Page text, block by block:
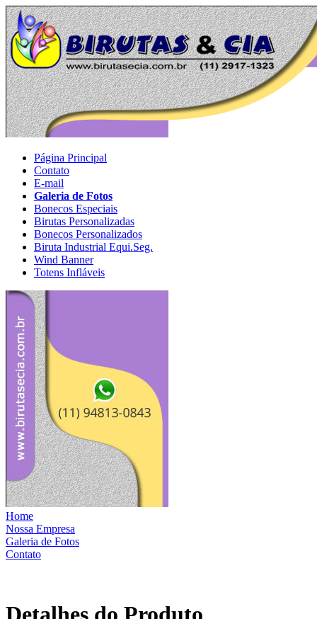
Página Principal
Contato
E-mail
Galeria de Fotos
Bonecos Especiais
Birutas Personalizadas
Bonecos Personalizados
Biruta Industrial Equi.Seg.
Wind Banner
Totens Infláveis
Home
Nossa Empresa
Galeria de Fotos
Contato